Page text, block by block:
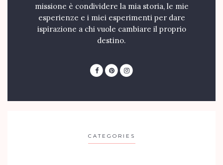
missione è condividere la mia storia, le mie
esperienze e i miei esperimenti per dare
ispirazione a chi vuole cambiare il proprio
destino.
CATEGORIES